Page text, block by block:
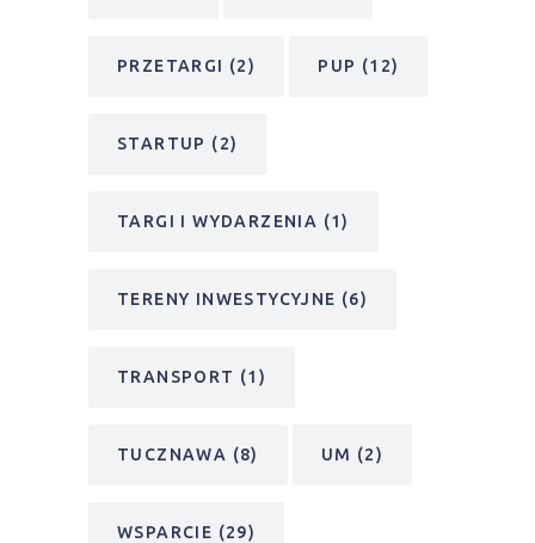
PRZETARGI (2) PUP (12)
STARTUP (2)
TARGI I WYDARZENIA (1)
TERENY INWESTYCYJNE (6)
TRANSPORT (1)
TUCZNAWA (8) UM (2)
WSPARCIE (29)